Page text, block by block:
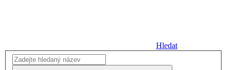
Hledat